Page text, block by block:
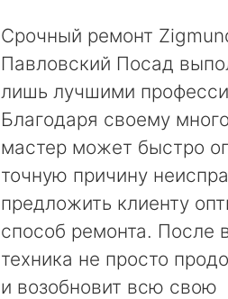
Срочный ремонт
Павловский Посад
лишь лучшими
Благодаря своему
мастер может быстро
точную причину
предложить клиенту
способ ремонта. После
техника не просто
и возобновит всю свою